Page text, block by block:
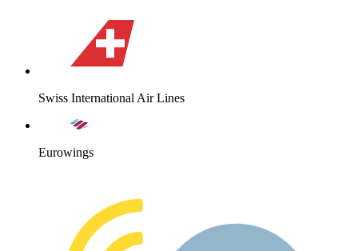
Swiss International Air Lines
Eurowings